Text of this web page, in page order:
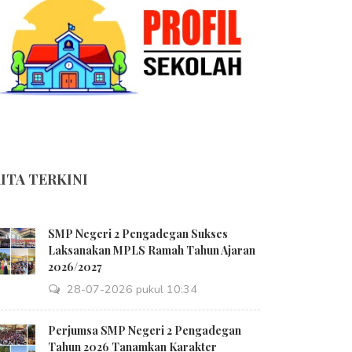
TERKINI
SMP Negeri 2 Pengadegan Sukses
Laksanakan MPLS Ramah Tahun Ajaran
2026/2027
28-07-2026 pukul 10:34
Perjumsa SMP Negeri 2 Pengadegan
Tahun 2026 Tanamkan Karakter